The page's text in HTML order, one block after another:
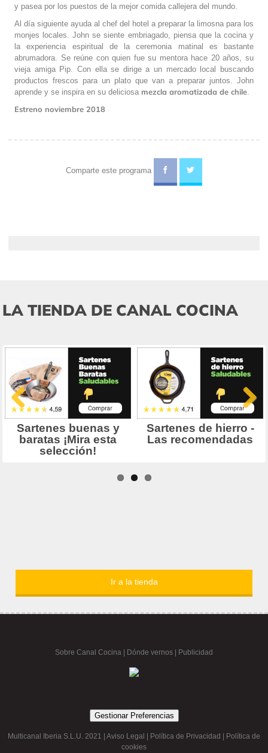
y pasea por los puestos de la mejor comida callejera del mundo.
Al día siguiente ayuda al chef del hotel a preparar la limosna para los
monjes locales. John se siente embriagado, piensa que la cocina y
la experiencia espiritual de la ceremonia matinal es bastante
abrumadora. Se reúne con quien fue su mentora hace 20 años, su
vieja amiga Pip. Con ella se dirige a un mercado local buscando
productos frescos para un plato que van a preparar juntos. John
aprende y se inspira en su deliciosa mezcla aromatizada de chile
Estreno noviembre 2018
Comparte este programa
LA TIENDA DE CANAL COCINA
Ir a la tienda
Sobre Canal Cocina Dónde vernos | Publicidad
Gestionar Preferencias
Multicanal Iberia S.L.U. 2021 | Aviso Legal Política de Privacidad
Política de
cookies